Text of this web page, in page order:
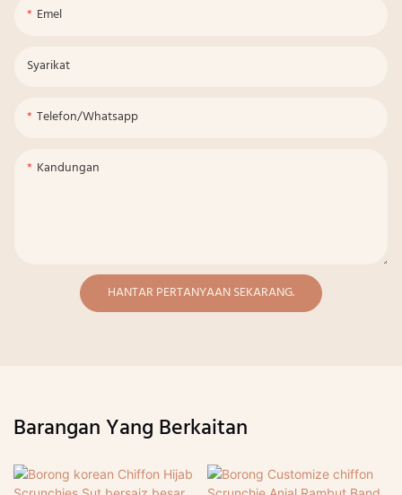
Emel
Syarikat
Telefon/whatsapp
Kandungan
HANTAR PERTANYAAN SEKARANG.
Barangan Yang Berkaitan